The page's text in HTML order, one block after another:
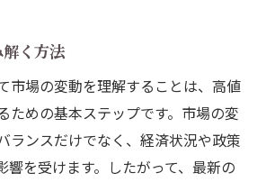
の印象をアップさせるコツ
べき清掃・修繕の判断基準
ージングで魅力を最大化
点に立った修繕ポイント
ドリーな修繕方法の提案
く方法
市場の変動を理解することは、高値
ための基本ステップです。市場の変
ランスだけでなく、経済状況や政策
響を受けます。したがって、最新の